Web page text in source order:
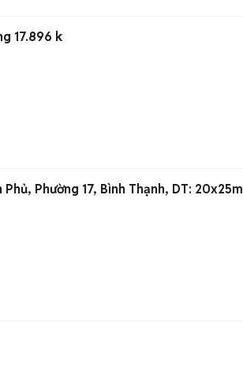
17.896 k
Phường 17, Bình Thạnh, DT: 20x25m